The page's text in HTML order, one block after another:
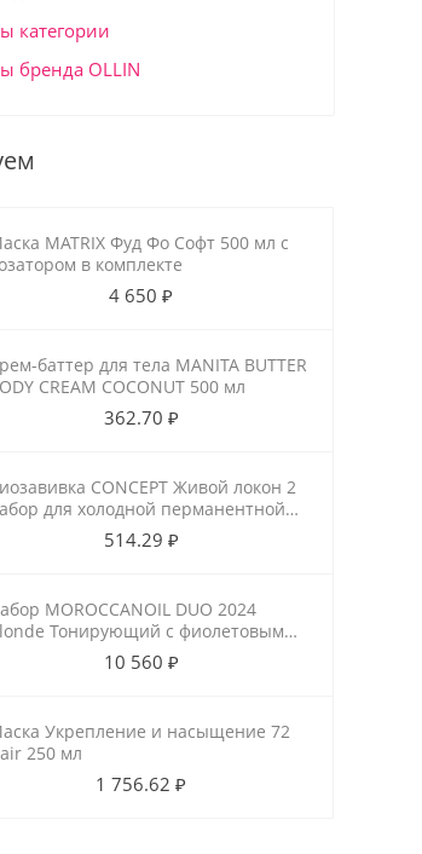
категории
бренда OLLIN
MATRIX Фуд Фо Софт 500 мл с
в комплекте
4 650 ₽
баттер для тела MANITA BUTTER
CREAM COCONUT 500 мл
362.70 ₽
CONCEPT Живой локон 2
для холодной перманентной
завивки для ослабленных волос
514.29 ₽
MOROCCANOIL DUO 2024
Тонирующий с фиолетовым
10 560 ₽
Укрепление и насыщение 72
250 мл
1 756.62 ₽